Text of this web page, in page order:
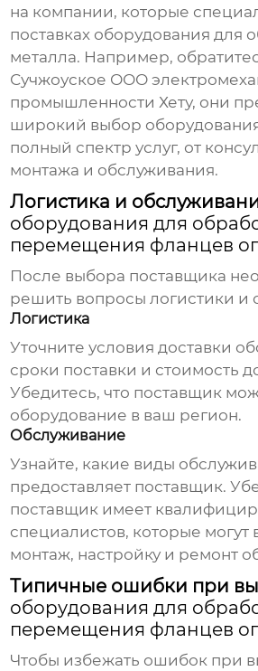
на компании, которые
поставках оборудования для
металла. Например,
Сучжоуское ООО
промышленности Хету, они
широкий выбор
полный спектр услуг, от
монтажа и обслуживания.
Логистика и
оборудования для
перемещения фланцев
После выбора поставщика
решить вопросы логистики и
Логистика
Уточните условия доставки
сроки поставки и стоимость
Убедитесь, что поставщик
оборудование в ваш регион.
Обслуживание
Узнайте, какие виды
предоставляет поставщик.
поставщик имеет
специалистов, которые могут
монтаж, настройку и ремонт
Типичные ошибки при
оборудования для
перемещения фланцев
Чтобы избежать ошибок при